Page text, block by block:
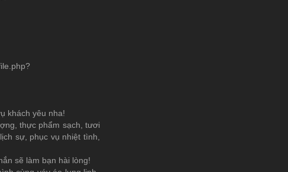
khách yêu nha!
thực phẩm sạch, tươi
sự, phục vụ nhiệt tình,
sẽ làm bạn hài lòng!